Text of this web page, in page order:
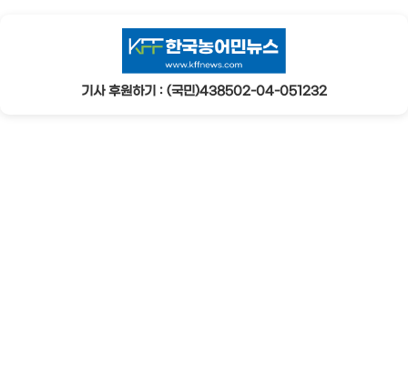
기사 후원하기 : (국민)438502-04-051232